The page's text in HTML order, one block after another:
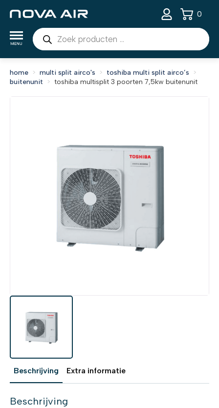
Producten
zoeken
0
home multi split airco's
toshiba multi split airco’s
buitenunit
toshiba multisplit 3 poorten 7,5kw buitenunit
Beschrijving Extra informatie
Beschrijving